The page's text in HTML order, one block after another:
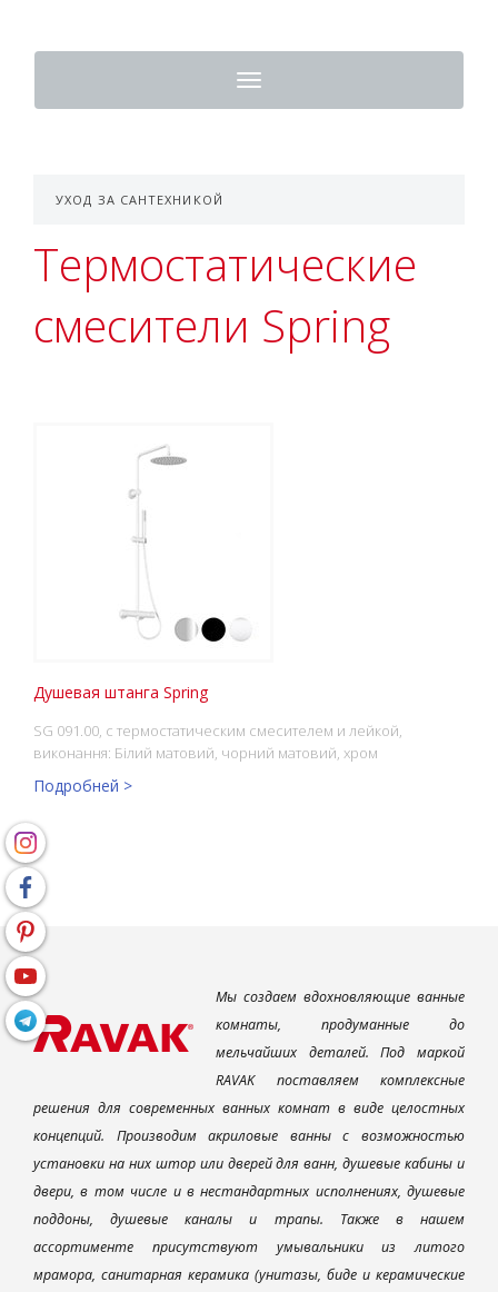
Toggle
navigation
УХОД ЗА САНТЕХНИКОЙ
Термостатические
смесители Spring
Душевая штанга Spring
SG 091.00, с термостатическим смесителем и лейкой,
виконання: Білий матовий, чорний матовий, хром
Подробней >
Мы создаем вдохновляющие ванные
комнаты, продуманные до
мельчайших деталей. Под маркой
RAVAK поставляем комплексные
решения для современных ванных комнат в виде целостных
концепций. Производим акриловые ванны с возможностью
установки на них штор или дверей для ванн, душевые кабины и
двери, в том числе и в нестандартных исполнениях, душевые
поддоны, душевые каналы и трапы. Также в нашем
ассортименте присутствуют умывальники из литого
мрамора, санитарная керамика (унитазы, биде и керамические